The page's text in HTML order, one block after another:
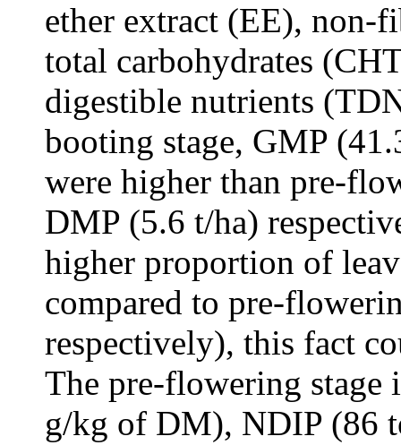
ether extract (EE), non-
total carbohydrates
digestible nutrients
booting stage, GMP
were higher than pre-
DMP (5.6 t/ha)
higher proportion of
compared to pre-
respectively), this fact
The pre-flowering stage
g/kg of DM), NDIP (86